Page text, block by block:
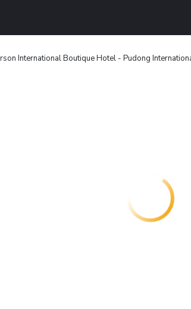
International Boutique Hotel - Pudong